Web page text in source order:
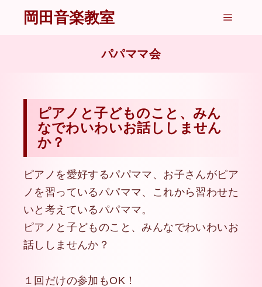
岡田音楽教室
パパママ会
ピアノと子どものこと、みん
なでわいわいお話ししません
か？
ピアノを愛好するパパママ、お子さんがピア
ノを習っているパパママ、これから習わせた
いと考えているパパママ。
ピアノと子どものこと、みんなでわいわいお
話ししませんか？
１回だけの参加もOK！